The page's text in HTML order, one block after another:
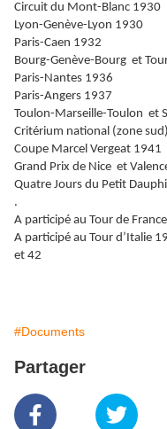
Circuit du Mont-Blanc 1930
Lyon-Genève-Lyon 1930
Paris-Caen 1932
Bourg-Genève-Bourg et
Paris-Nantes 1936
Paris-Angers 1937
Toulon-Marseille-Toulon et
Critérium national (zone
Coupe Marcel Vergeat 1941
Grand Prix de Nice et
Quatre Jours du Petit
.
A participé au Tour de
A participé au Tour d’Italie
et 42
#Documents
Partager